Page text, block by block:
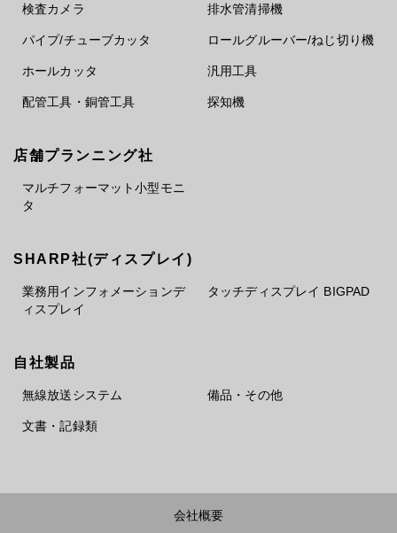
検査カメラ 排水管清掃機
パイプ/チューブカッタ ロールグルーバー/ねじ切り機
ホールカッタ 汎用工具
配管工具・銅管工具 探知機
店舗プランニング社
マルチフォーマット小型モニ
タ
SHARP社(ディスプレイ)
業務用インフォメーションデ
ィスプレイ
タッチディスプレイ BIGPAD
自社製品
無線放送システム 備品・その他
文書・記録類
会社概要